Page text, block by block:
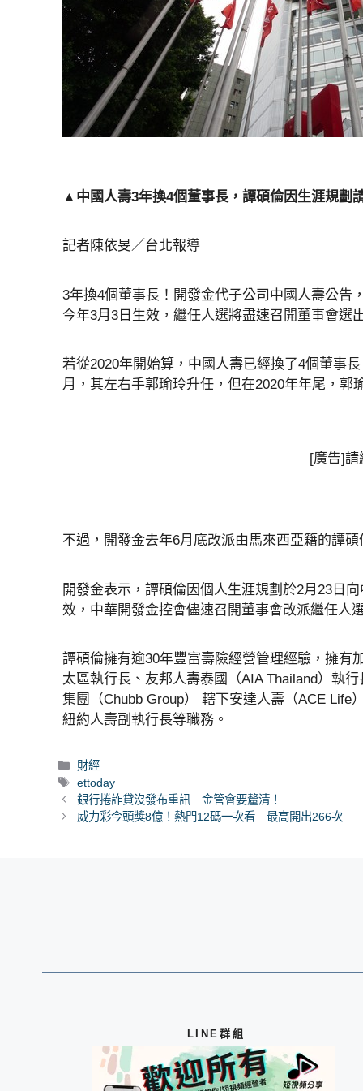
▲中國人壽3年換4個董事長，譚碩倫因生涯規劃
記者陳依旻／台北報導
3年換4個董事長！開發金代子公司中國人壽公告
今年3月3日生效，繼任人選將盡速召開董事會選
若從2020年開始算，中國人壽已經換了4個董事
月，其左右手郭瑜玲升任，但在2020年年尾，
[廣告]
不過，開發金去年6月底改派由馬來西亞籍的譚
開發金表示，譚碩倫因個人生涯規劃於2月23日
效，中華開發金控會儘速召開董事會改派繼任人
譚碩倫擁有逾30年豐富壽險經營管理經驗，擁有
太區執行長、友邦人壽泰國（AIA Thailand）執
集團（Chubb Group） 轄下安達人壽（ACE Life
紐約人壽副執行長等職務。
分
類
財經
標
籤
ettoday
銀行捲詐貸沒發布重訊 金管會要釐清！
威力彩今頭獎8億！熱門12碼一次看 最高開出266次
LINE群組